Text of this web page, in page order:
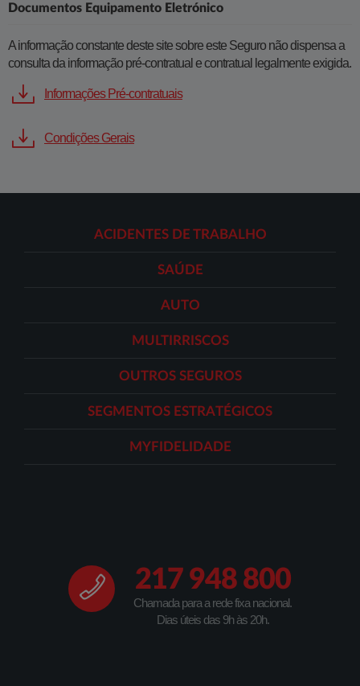
Documentos Equipamento Eletrónico
​A informação constante deste site sobre este Seguro não dispensa a
consulta da informação pré-contratual e contratual legalmente exigida.
Informações Pré-contratuais
Condições Gerais
ACIDENTES DE TRABALHO
SAÚDE
AUTO
MULTIRRISCOS
OUTROS SEGUROS
SEGMENTOS ESTRATÉGICOS
MYFIDELIDADE
217 948 800
Chamada para a rede fixa nacional.
Dias úteis das 9h às 20h.